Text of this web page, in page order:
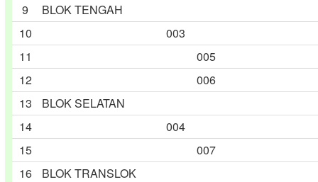
9
BLOK TENGAH
10
003
11
005
12
006
13
BLOK SELATAN
14
004
15
007
16
BLOK TRANSLOK